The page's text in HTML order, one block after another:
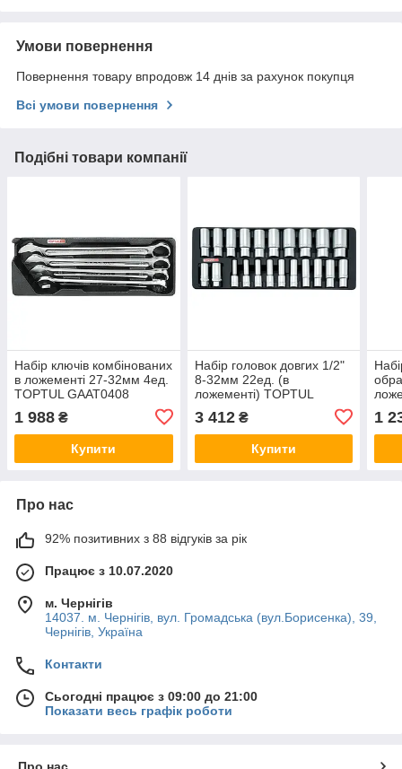
Умови повернення
Повернення товару впродовж 14 днів за рахунок покупця
Всі умови повернення
Подібні товари компанії
Набір ключів комбінованих
в ложементі 27-32мм 4ед.
TOPTUL GAAT0408
1 988 ₴
Купити
Набір головок довгих 1/2"
8-32мм 22ед. (в
ложементі) TOPTUL
3 412₴
Купити
1
Про нас
92% позитивних з 88 відгуків за рік
Працює з 10.07.2020
м. Чернігів
14037. м. Чернігів, вул. Громадська (вул.Борисенка), 39,
Чернігів, Україна
Контакти
Сьогодні працює з 09:00 до 21:00
Показати весь графік роботи